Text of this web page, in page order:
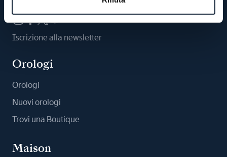
Iscrizione alla newsletter
Orologi
Orologi
Nuovi orologi
Trovi una Boutique
Maison